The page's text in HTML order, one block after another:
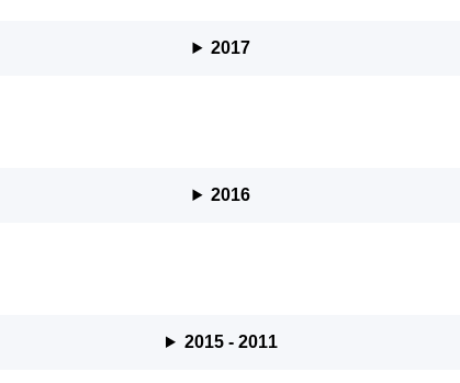
2017
2016
2015 - 2011